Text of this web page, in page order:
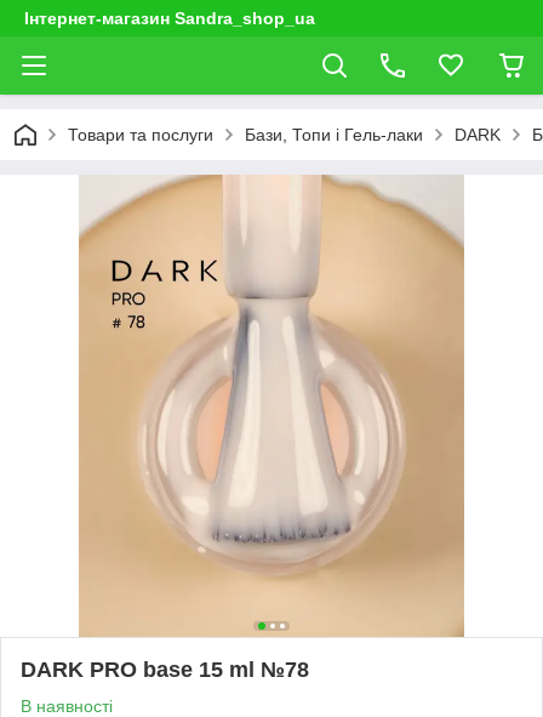
Інтернет-магазин Sandra_shop_ua
Товари та послуги Бази, Топи і Гель-лаки DARK
DARK PRO base 15 ml №78
В наявності